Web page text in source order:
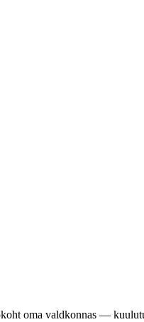
oma valdkonnas —